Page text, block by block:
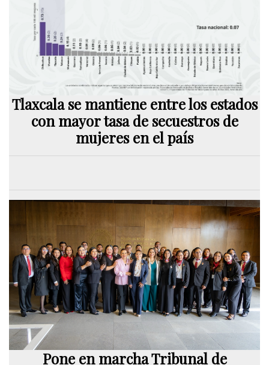
Tlaxcala se mantiene entre los estados
con mayor tasa de secuestros de
mujeres en el país
Pone en marcha Tribunal de